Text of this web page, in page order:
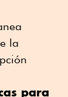
la
para